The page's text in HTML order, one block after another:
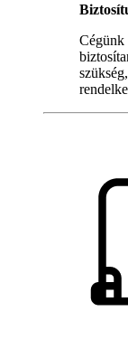
Cégünk